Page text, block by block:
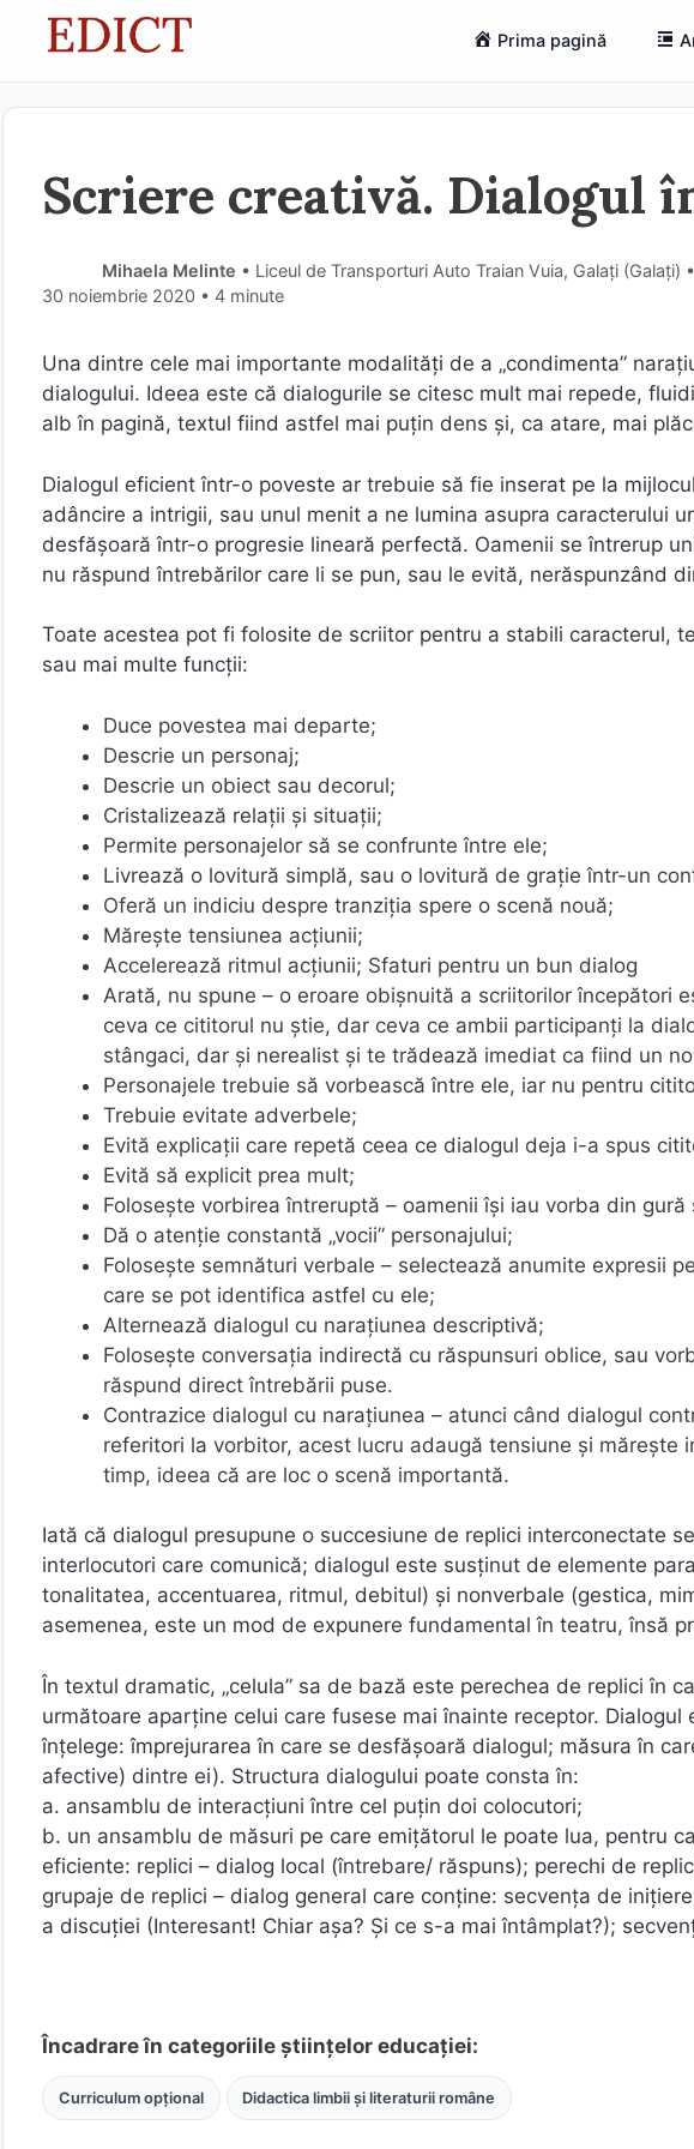
Prima pagină
Scriere creativă. Dialogul
Mihaela Melinte • Liceul de Transporturi Auto Traian Vuia, Galați (Galaţi)
30 noiembrie 2020 • 4 minute
Una dintre cele mai importante modalități de a „condimenta”
dialogului. Ideea este că dialogurile se citesc mult mai repede,
alb în pagină, textul fiind astfel mai puțin dens și, ca atare, mai
Dialogul eficient într-o poveste ar trebuie să fie inserat pe la
adâncire a intrigii, sau unul menit a ne lumina asupra caracterului
desfășoară într-o progresie lineară perfectă. Oamenii se întrerup
nu răspund întrebărilor care li se pun, sau le evită, nerăspunzând
Toate acestea pot fi folosite de scriitor pentru a stabili caracterul,
sau mai multe funcții:
Duce povestea mai departe;
Descrie un personaj;
Descrie un obiect sau decorul;
Cristalizează relații și situații;
Permite personajelor să se confrunte între ele;
Livrează o lovitură simplă, sau o lovitură de grație într-un
Oferă un indiciu despre tranziția spere o scenă nouă;
Mărește tensiunea acțiunii;
Accelerează ritmul acțiunii; Sfaturi pentru un bun dialog
Arată, nu spune – o eroare obișnuită a scriitorilor începători
ceva ce cititorul nu știe, dar ceva ce ambii participanți la
stângaci, dar și nerealist și te trădează imediat ca fiind un
Personajele trebuie să vorbească între ele, iar nu pentru
Trebuie evitate adverbele;
Evită explicații care repetă ceea ce dialogul deja i-a spus
Evită să explicit prea mult;
Folosește vorbirea întreruptă – oamenii își iau vorba din
Dă o atenție constantă „vocii” personajului;
Folosește semnături verbale – selectează anumite expresii
care se pot identifica astfel cu ele;
Alternează dialogul cu narațiunea descriptivă;
Folosește conversația indirectă cu răspunsuri oblice, sau
răspund direct întrebării puse.
Contrazice dialogul cu narațiunea – atunci când dialogul
referitori la vorbitor, acest lucru adaugă tensiune și mărește
timp, ideea că are loc o scenă importantă.
Iată că dialogul presupune o succesiune de replici interconectate
interlocutori care comunică; dialogul este susţinut de elemente
tonalitatea, accentuarea, ritmul, debitul) şi nonverbale (gestica,
asemenea, este un mod de expunere fundamental în teatru, însă
În textul dramatic, „celula” sa de bază este perechea de replici în
următoare aparţine celui care fusese mai înainte receptor.
înţelege: împrejurarea în care se desfăşoară dialogul; măsura în
afective) dintre ei). Structura dialogului poate consta în:
a. ansamblu de interacţiuni între cel puţin doi colocutori;
b. un ansamblu de măsuri pe care emiţătorul le poate lua, pentru
eficiente: replici – dialog local (întrebare/ răspuns); perechi de
grupaje de replici – dialog general care conţine: secvenţa de
a discuţiei (Interesant! Chiar aşa? Şi ce s-a mai întâmplat?);
Încadrare în categoriile științelor educației:
Curriculum opțional Didactica limbii și literaturii române